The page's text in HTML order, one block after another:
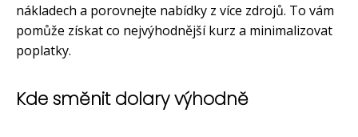
nákladech a porovnejte nabídky z více zdrojů. To vám
pomůže získat co nejvýhodnější kurz a minimalizovat
poplatky.
Kde směnit dolary výhodně